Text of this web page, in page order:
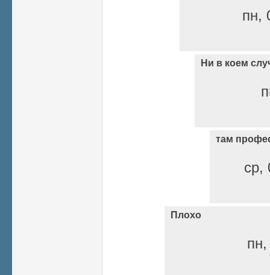
пн,
Ни в коем
там
ср,
Плохо